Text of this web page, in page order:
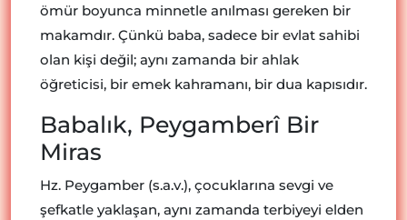
ömür boyunca minnetle anılması gereken bir
makamdır. Çünkü baba, sadece bir evlat sahibi
olan kişi değil; aynı zamanda bir ahlak
öğreticisi, bir emek kahramanı, bir dua kapısıdır.
Babalık, Peygamberî Bir
Miras
Hz. Peygamber (s.a.v.), çocuklarına sevgi ve
şefkatle yaklaşan, aynı zamanda terbiyeyi elden